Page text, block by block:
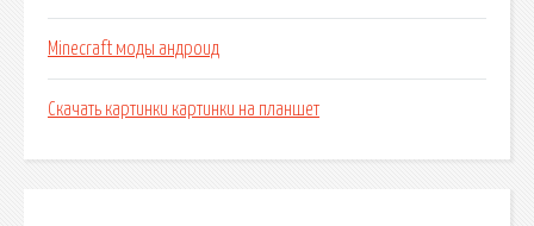
Minecraft моды андроид
Скачать картинки картинки на планшет